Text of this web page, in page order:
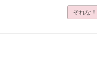
それな！